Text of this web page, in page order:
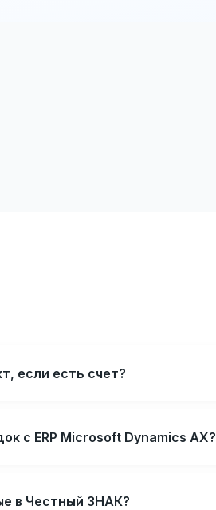
если есть счет?
с ERP Microsoft Dynamics AX?
в Честный ЗНАК?